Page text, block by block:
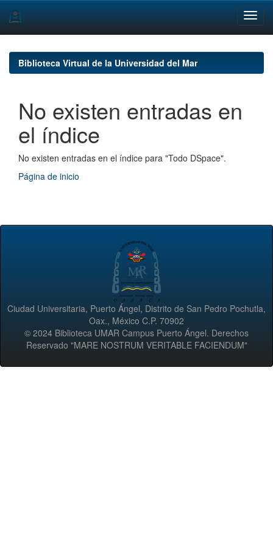
navigationBiblioteca Virtual de la Universidad del Mar
No existen entradas en
el índice
No existen entradas en el índice para "Todo DSpace".
Página de inicio
Ciudad Universitaria, Puerto Ángel, Distrito de San Pedro Pochutla,
Oax., México C.P. 70902
© 2024 Biblioteca UMAR Campus Puerto Ángel. Derechos
Reservado "MARE NOSTRUM VERITABLE FACIENDUM"